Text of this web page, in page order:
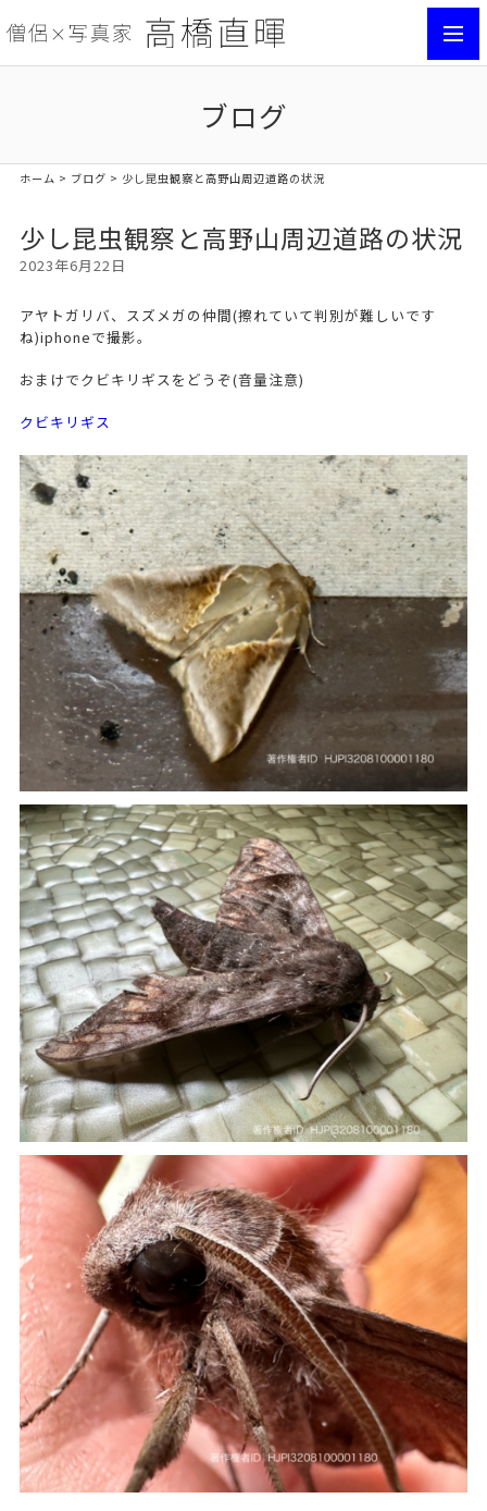
ブログ
ホーム > ブログ > 少し昆虫観察と高野山周辺道路の状況
少し昆虫観察と高野山周辺道路の状況
2023年6月22日
アヤトガリバ、スズメガの仲間(擦れていて判別が難しいです
ね)iphoneで撮影。
おまけでクビキリギスをどうぞ(音量注意)
クビキリギス